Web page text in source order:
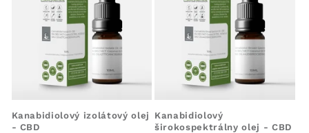
a
:
Kanabidiolový izolátový olej
- CBD
Kanabidiolový
širokospektrálny olej - CBD